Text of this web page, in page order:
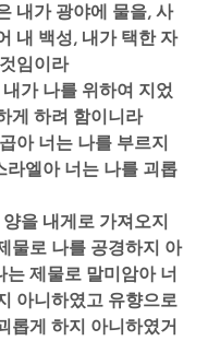
내가 광야에 물을, 사
내 백성, 내가 택한 자
임이라
가 나를 위하여 지었
게 하려 함이니라
아 너는 나를 부르지
라엘아 너는 나를 괴롭
을 내게로 가져오지
물로 나를 공경하지 아
는 제물로 말미암아 너
아니하였고 유향으로
롭게 하지 아니하였거